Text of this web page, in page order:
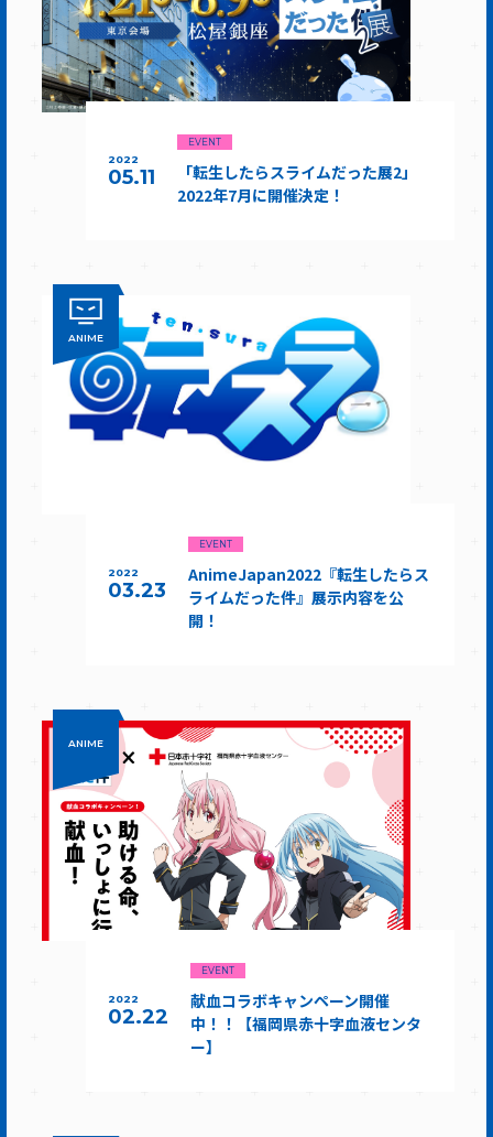
2022
05.11
EVENT
「転生したらスライムだった展2」
2022年7月に開催決定！
ANIME
2022
03.23
EVENT
AnimeJapan2022『転生したらス
ライムだった件』展示内容を公
開！
ANIME
2022
02.22
EVENT
献血コラボキャンペーン開催
中！！【福岡県赤十字血液センタ
ー】